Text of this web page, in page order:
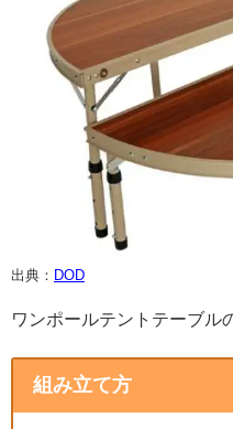
出典： DOD
ワンポールテントテーブル
組み立て方